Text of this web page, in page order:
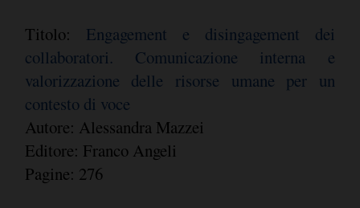
Titolo: Engagement e disingagement dei
collaboratori. Comunicazione interna e
valorizzazione delle risorse umane per un
contesto di voce
Autore: Alessandra Mazzei
Editore: Franco Angeli
Pagine: 276